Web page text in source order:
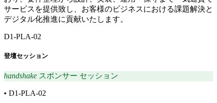
サービスを提供致し、お客様のビジネスにおける課題解決と
デジタル化推進に貢献いたします。
D1-PLA-02
登壇セッション
handshake スポンサー セッション
• D1-PLA-02